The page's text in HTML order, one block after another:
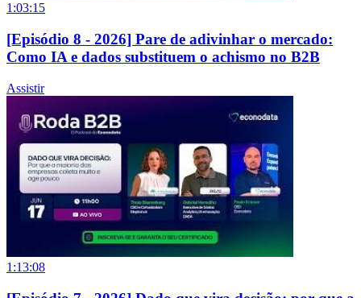
1:03:15
[Episódio 8 - 2026] Pare de adivinhar o mercado:
Como IA e dados substituem o achismo no B2B
Assistir
1:13:08